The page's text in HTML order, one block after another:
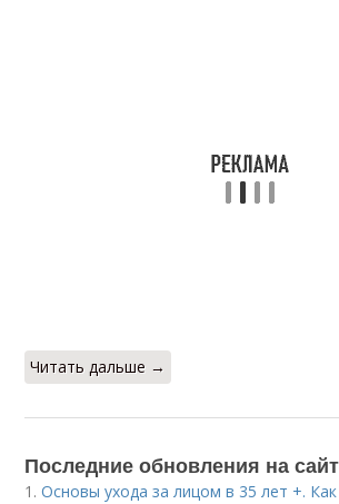
Читать дальше →
Последние обновления на
1.Основы ухода за лицом в 35 лет +.